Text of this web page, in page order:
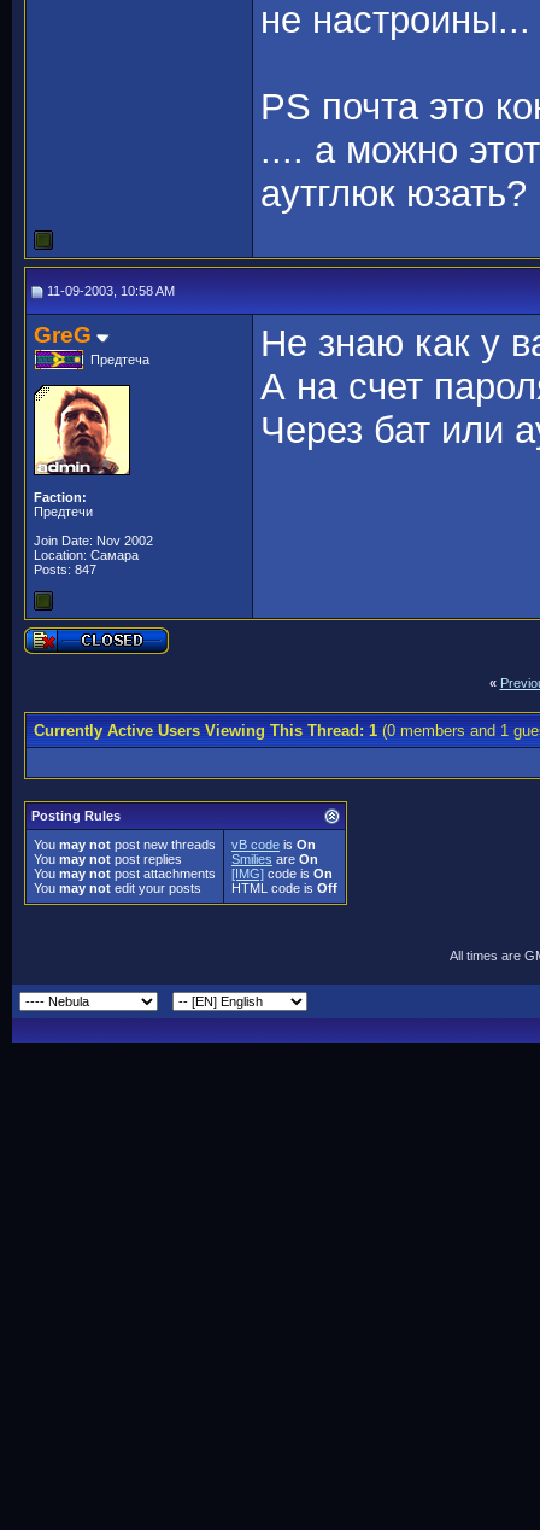
не настроины...
PS почта это
.... а можно
аутглюк юзать?
11-09-2003, 10:58 AM
GreG
Предтеча
Faction:
Предтечи
Join Date: Nov 2002
Location: Самара
Posts: 847
Не знаю как у
А на счет
Через бат или
«
Currently Active Users Viewing This Thread: 1(0 members and 1
Posting Rules
You may not post new threads
You may not post replies
You may not post attachments
You may not edit your posts
vB code is On
Smilies are On
[IMG] code is On
HTML code is Off
All times are